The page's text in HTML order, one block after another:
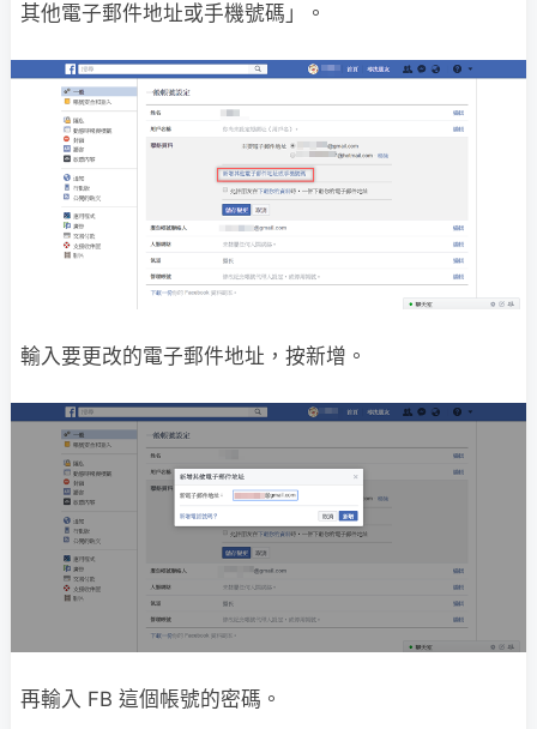
其他電子郵件地址或手機號碼」。
輸入要更改的電子郵件地址，按新增。
再輸入 FB 這個帳號的密碼。